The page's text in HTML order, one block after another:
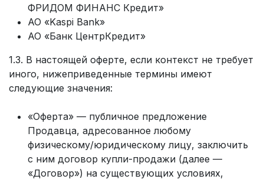
ФРИДОМ ФИНАНС Кредит»
АО «Kaspi Bank»
АО «Банк ЦентрКредит»
1.3. В настоящей оферте, если контекст не требует
иного, нижеприведенные термины имеют
следующие значения:
«Оферта» — публичное предложение
Продавца, адресованное любому
физическому/юридическому лицу, заключить
с ним договор купли-продажи (далее —
«Договор») на существующих условиях,